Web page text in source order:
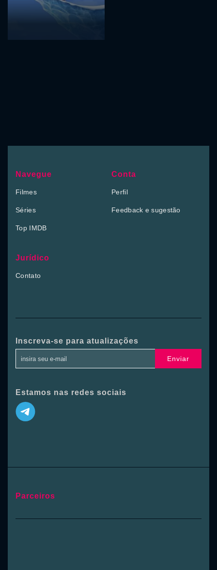
Navegue
Filmes
Séries
Top IMDB
Conta
Perfil
Feedback e sugestão
Jurídico
Contato
Inscreva-se para atualizações
Enviar
Estamos nas redes sociais
Parceiros